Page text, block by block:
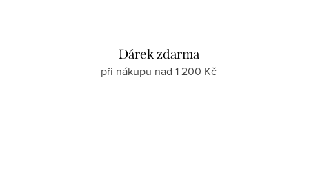
Dárek zdarma
při nákupu nad 1 200 Kč